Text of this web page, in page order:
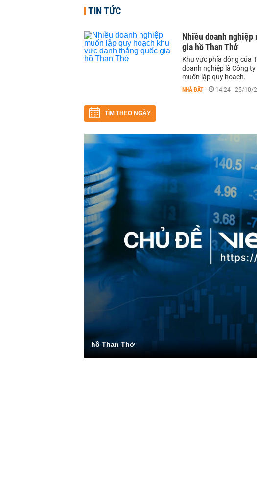
TIN TỨC
Nhiều doanh nghiệp
gia hồ Than Thở
Khu vực phía đông của
doanh nghiệp là Công
muốn lập quy hoạch.
NHÀ ĐẤT - 14:24 | 25/10/
TÌM THEO NGÀY
hồ Than Thở